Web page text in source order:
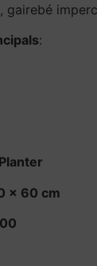
gairebé
:
x 60 cm